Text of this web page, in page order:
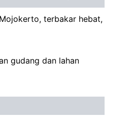
terbakar hebat,
gudang dan lahan